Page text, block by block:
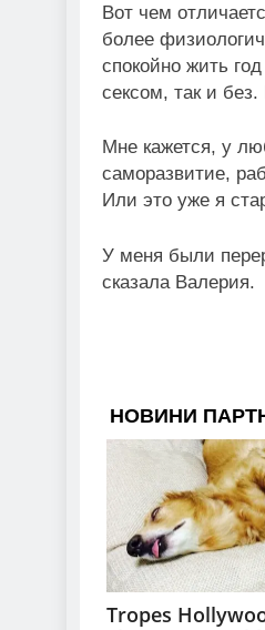
Вот чем
более
спокойно жить
сексом, так и
Мне кажется, у
саморазвитие,
Или это уже я
У меня были
сказала Валерия.